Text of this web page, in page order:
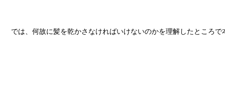
では、何故に髪を乾かさなければいけないのかを理解したところで